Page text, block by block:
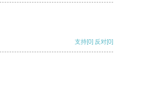
支持[0] 反对[0]